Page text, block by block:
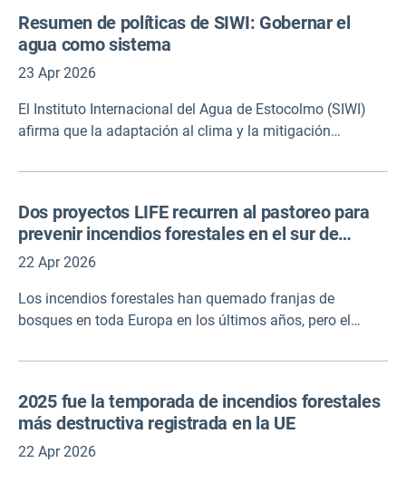
encontró que menos del 15% de la población urbana
europea tiene pleno acceso a espacios verdes bajo el
principio de ecologización "3-30-300". Los hallazgos
de niveles significativamente más altos de cobertura
arbórea y proximidad a la naturaleza que las áreas de
Resumen de políticas de SIWI: Gobernar el
agua como sistema
23 Apr 2026
El Instituto Internacional del Agua de Estocolmo (SIWI)
afirma que la adaptación al clima y la mitigación
Este resumen de políticas establece cinco cambios
gobernanza del agua más coherente y eficaz. Juntos,
estos cambios proporcionan un marco práctico para
alinear cómo funcionan los sistemas de agua con la
implementación, para fortalecer la coherencia, alinear las
inversiones y apoyar la implementación a escala.
Dos proyectos LIFE recurren al pastoreo para
prevenir incendios forestales en el sur de
Europa
22 Apr 2026
Los incendios forestales han quemado franjas de
bosques en toda Europa en los últimos años, pero el
alto riesgo puede reducir su vulnerabilidad al fuego, como
como agroforestería, permite que el ganado, las ovejas o
las cabras deambulen entre los árboles, donde comen y
pisotean la vegetación que podría proporcionar
2025 fue la temporada de incendios forestales
más destructiva registrada en la UE
22 Apr 2026